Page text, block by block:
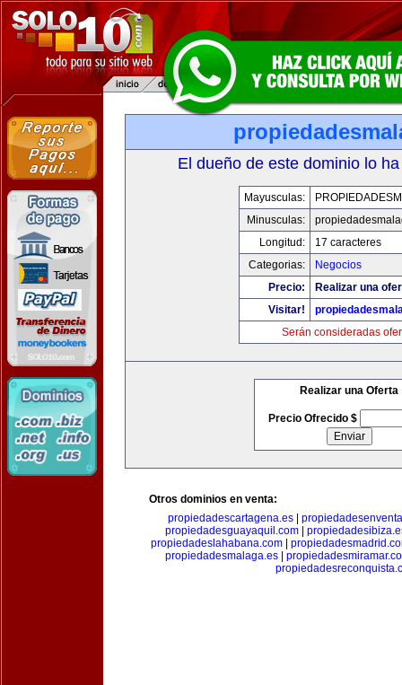
El dueño de este dominio lo
Mayusculas:
Minusculas:
Longitud:
17 caracteres
Categorias:
Negocios
Precio:
Realizar una
Visitar!
Serán consideradas
Realizar una Oferta
Precio Ofrecido $
Otros dominios en venta:
propiedadescartagena.es|
propiedadesguayaquil.com
propiedadeslahabana.com|
propiedadesmalaga.es|